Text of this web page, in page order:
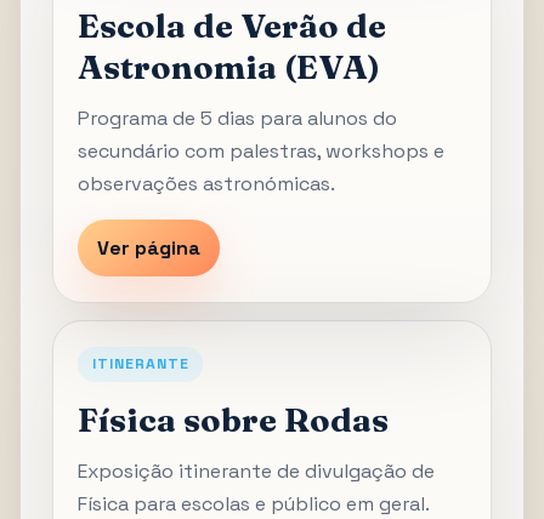
Escola de Verão de
Astronomia (EVA)
Programa de 5 dias para alunos do
secundário com palestras, workshops e
observações astronómicas.
Ver página
ITINERANTE
Física sobre Rodas
Exposição itinerante de divulgação de
Física para escolas e público em geral.